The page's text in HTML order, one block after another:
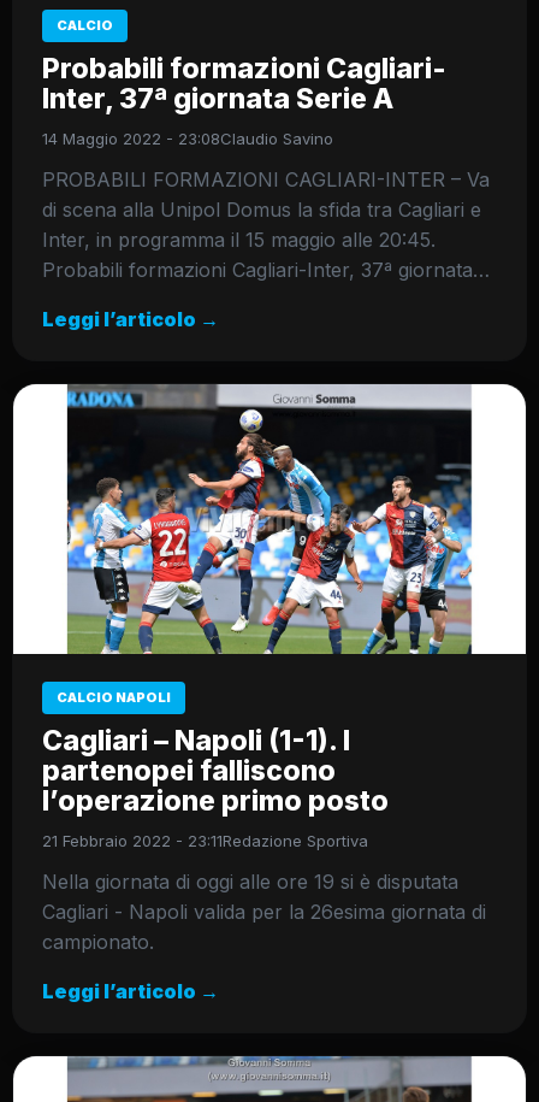
CALCIO
Probabili formazioni Cagliari-
Inter, 37ª giornata Serie A
14 Maggio 2022 - 23:08Claudio Savino
PROBABILI FORMAZIONI CAGLIARI-INTER – Va
di scena alla Unipol Domus la sfida tra Cagliari e
Inter, in programma il 15 maggio alle 20:45.
Probabili formazioni Cagliari-Inter, 37ª giornata…
Leggi l’articolo →
CALCIO NAPOLI
Cagliari – Napoli (1-1). I
partenopei falliscono
l’operazione primo posto
21 Febbraio 2022 - 23:11Redazione Sportiva
Nella giornata di oggi alle ore 19 si è disputata
Cagliari - Napoli valida per la 26esima giornata di
campionato.
Leggi l’articolo →